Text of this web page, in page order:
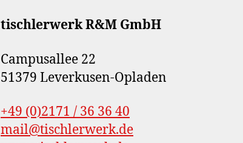
tischlerwerk R&M GmbH
Campusallee 22
51379 Leverkusen-Opladen
+49 (0)2171 / 36 36 40
mail@tischlerwerk.de